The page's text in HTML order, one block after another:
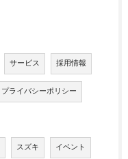
サービス 採用情報
プライバシーポリシー
スズキ イベント